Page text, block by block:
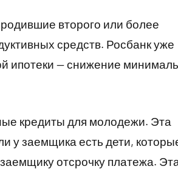
второго или более
средств. Росбанк уже
ипотеки — снижение
кредиты для молодежи. Эта
у заемщика есть дети,
отсрочку платежа.